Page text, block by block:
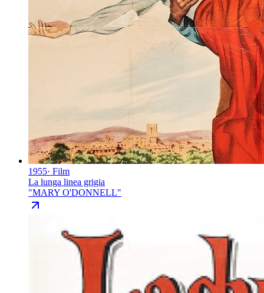
1955· Film
La lunga linea grigia
"MARY O'DONNELL"